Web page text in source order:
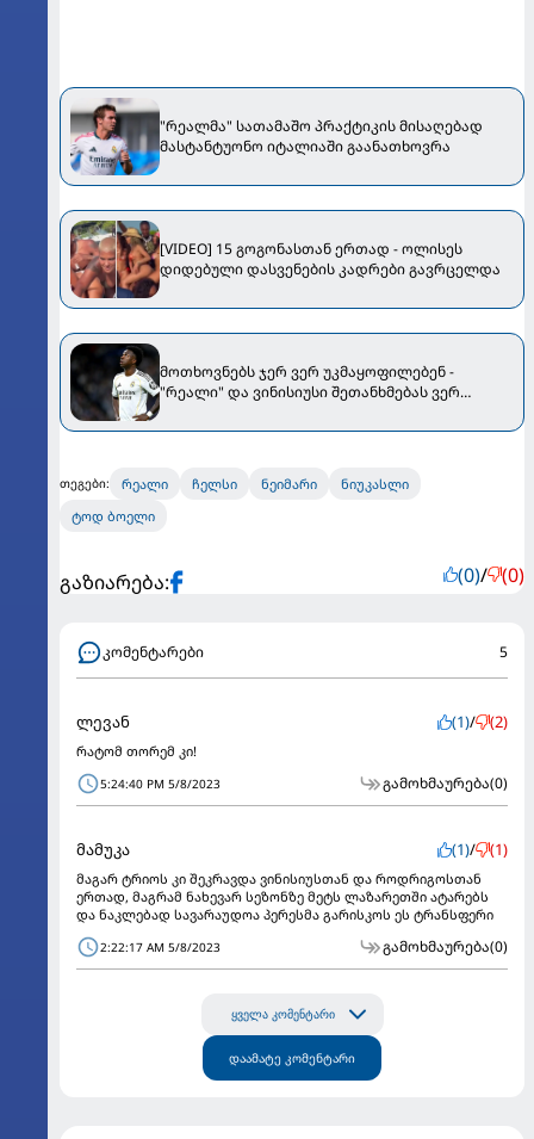
"რეალმა" სათამაშო პრაქტიკის მისაღებად
მასტანტუონო იტალიაში გაანათხოვრა
[VIDEO] 15 გოგონასთან ერთად - ოლისეს
დიდებული დასვენების კადრები გავრცელდა
მოთხოვნებს ჯერ ვერ უკმაყოფილებენ -
"რეალი" და ვინისიუსი შეთანხმებას ვერ
თეგები: რეალი ჩელსი ნეიმარი
ნიუკასლი
ტოდ ბოელი
გაზიარება: (0)/ (0)
კომენტარები 5
ლევან (1)/ (2)
რატომ თორემ კი!
5:24:40 PM 5/8/2023 გამოხმაურება(0)
მამუკა (1)/ (1)
მაგარ ტრიოს კი შეკრავდა ვინისიუსთან და როდრიგოსთან
ერთად, მაგრამ ნახევარ სეზონზე მეტს ლაზარეთში ატარებს
და ნაკლებად სავარაუდოა პერესმა გარისკოს ეს ტრანსფერი
2:22:17 AM 5/8/2023 გამოხმაურება(0)
ყველა კომენტარი
დაამატე კომენტარი